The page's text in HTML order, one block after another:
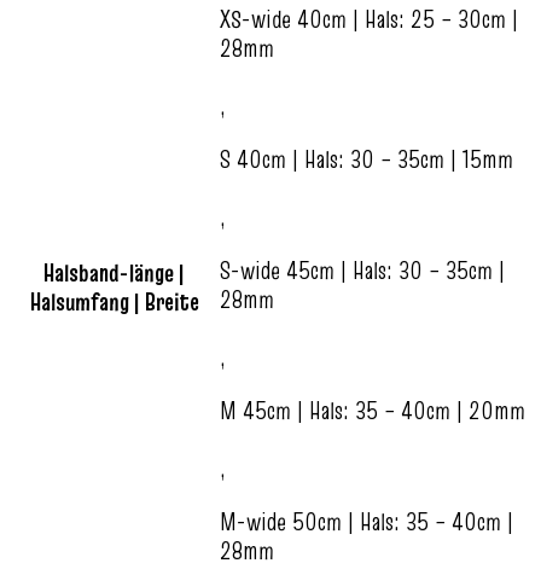
Halsband-länge |
Halsumfang | Breite
XS-wide 40cm | Hals: 25 – 30cm |
28mm
,
S 40cm | Hals: 30 – 35cm | 15mm
,
S-wide 45cm | Hals: 30 – 35cm |
28mm
,
M 45cm | Hals: 35 – 40cm | 20mm
,
M-wide 50cm | Hals: 35 – 40cm |
28mm